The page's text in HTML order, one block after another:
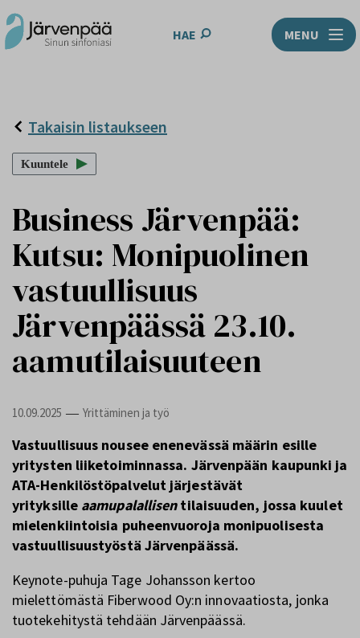
HAE MENU
Takaisin listaukseen
Kuuntele
Business Järvenpää:
Kutsu: Monipuolinen
vastuullisuus
Järvenpäässä 23.10.
aamutilaisuuteen
10.09.2025 — Yrittäminen ja työ
Vastuullisuus nousee enenevässä määrin esille
yritysten liiketoiminnassa. Järvenpään kaupunki ja
ATA-Henkilöstöpalvelut järjestävät
yrityksille aamupalallisentilaisuuden, jossa kuulet
mielenkiintoisia puheenvuoroja monipuolisesta
vastuullisuustyöstä Järvenpäässä.
Keynote-puhuja Tage Johansson kertoo
mielettömästä Fiberwood Oy:n innovaatiosta, jonka
tuotekehitystä tehdään Järvenpäässä.